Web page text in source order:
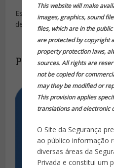
This website will make
images, graphics, sound
files, which are in the
are protected by copyright
property protection laws,
sources. All rights are
not be copied for
may they be modified or
This provision applies
translations and electronic
O Site da Segurança
ao público informação
diversas áreas da
Privada e constitui um
Este serviço consiste na
de texto, alertas, via sistema
Produtos